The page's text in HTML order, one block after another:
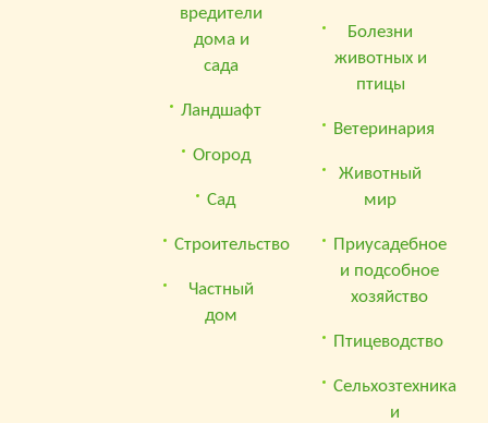
вредители
дома и
сада
Ландшафт
Огород
Сад
Строительство
Частный
дом
Болезни
животных и
птицы
Ветеринария
Животный
мир
Приусадебное
и подсобное
хозяйство
Птицеводство
Сельхозтехника
и